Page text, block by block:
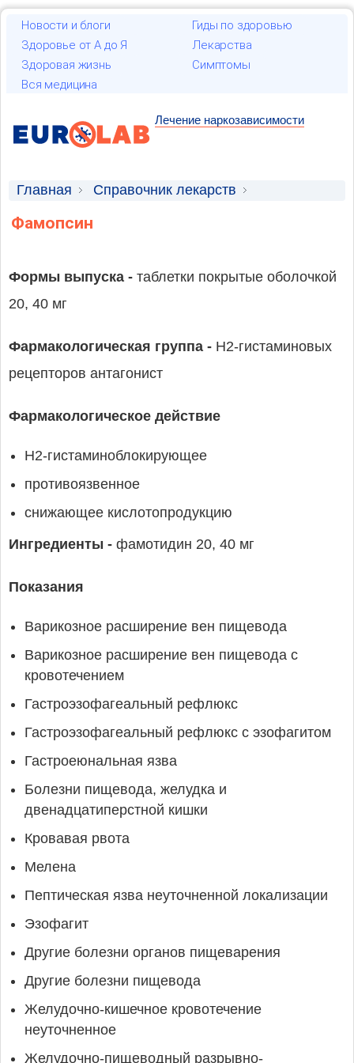
Новости и блоги
Гиды по здоровью
Здоровье от А до Я
Лекарства
Здоровая жизнь
Симптомы
Вся медицина
Лечение наркозависимости
Главная
Справочник лекарств
Лекарственные средства
Фамопсин
Формы выпуска - таблетки покрытые оболочкой
20, 40 мг
Фармакологическая группа - H2-гистаминовых
рецепторов антагонист
Фармакологическое действие
H2-гистаминоблокирующее
противоязвенное
снижающее кислотопродукцию
Ингредиенты - фамотидин 20, 40 мг
Показания
Варикозное расширение вен пищевода
Варикозное расширение вен пищевода с
кровотечением
Гастроэзофагеальный рефлюкс
Гастроэзофагеальный рефлюкс с эзофагитом
Гастроеюнальная язва
Болезни пищевода, желудка и
двенадцатиперстной кишки
Кровавая рвота
Мелена
Пептическая язва неуточненной локализации
Эзофагит
Другие болезни органов пищеварения
Другие болезни пищевода
Желудочно-кишечное кровотечение
неуточненное
Желудочно-пищеводный разрывно-